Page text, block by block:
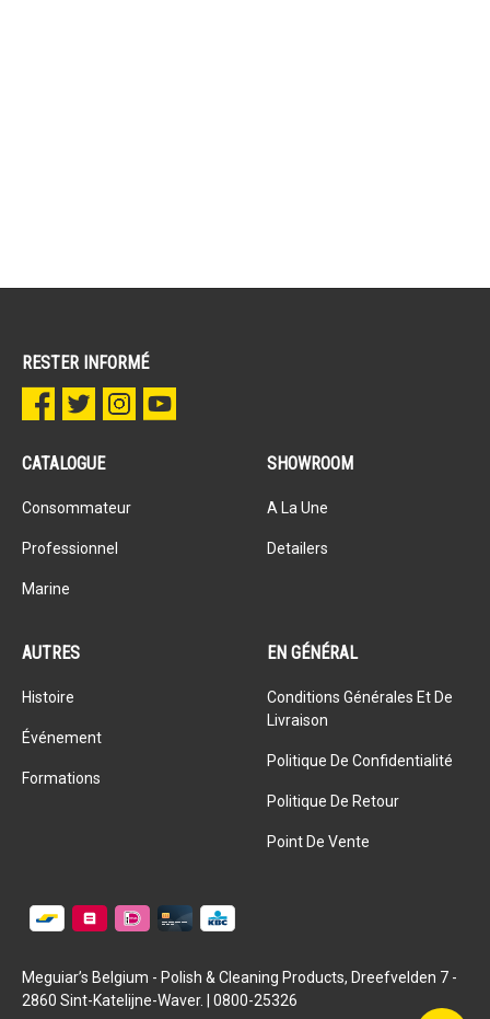
RESTER INFORMÉ
CATALOGUE
Consommateur
Professionnel
Marine
SHOWROOM
A La Une
Detailers
AUTRES
Histoire
Événement
Formations
EN GÉNÉRAL
Conditions Générales Et De
Livraison
Politique De Confidentialité
Politique De Retour
Point De Vente
Meguiar’s Belgium - Polish & Cleaning Products, Dreefvelden 7 -
2860 Sint-Katelijne-Waver. | 0800-25326